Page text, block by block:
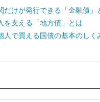
だけが発行できる「金融債」
を支える「地方債」とは
で買える国債の基本のしく